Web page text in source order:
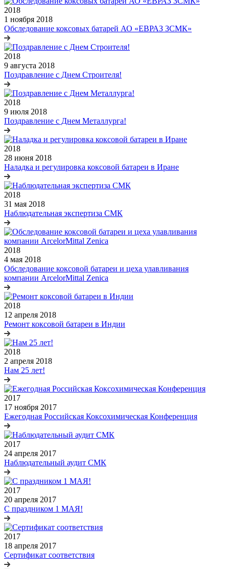
2018
1 ноября 2018
Обследование коксовых батарей АО «ЕВРАЗ ЗСМК»
2018
9 августа 2018
Поздравление с Днем Строителя!
2018
9 июля 2018
Поздравление с Днем Металлурга!
2018
28 июня 2018
Наладка и регулировка коксовой батареи в Иране
2018
31 мая 2018
Наблюдательная экспертиза СМК
2018
4 мая 2018
Обследование коксовой батареи и цеха улавливания
компании ArcelorMittal Zenica
2018
12 апреля 2018
Ремонт коксовой батареи в Индии
2018
2 апреля 2018
Нам 25 лет!
2017
17 ноября 2017
Ежегодная Российская Коксохимическая Конференция
2017
24 апреля 2017
Наблюдательный аудит СМК
2017
20 апреля 2017
С праздником 1 МАЯ!
2017
18 апреля 2017
Сертификат соответствия